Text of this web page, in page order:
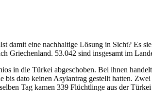
damit eine nachhaltige Lösung in Sicht? Es
Griechenland. 53.042 sind insgesamt im
in die Türkei abgeschoben. Bei ihnen
dato keinen Asylantrag gestellt hatten. Zwei
Tag kamen 339 Flüchtlinge aus der